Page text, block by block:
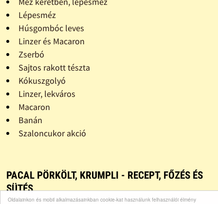
Oldalainkon és mobil alkalmazásainkban cookie-kat használunk felhasználói élmény
Lépesméz
Húsgombóc leves
Linzer és Macaron
Zserbó
Sajtos rakott tészta
Kókuszgolyó
Linzer, lekváros
Macaron
Banán
Szaloncukor akció
PACAL PÖRKÖLT, KRUMPLI - RECEPT, FŐZÉS ÉS
SÜTÉS